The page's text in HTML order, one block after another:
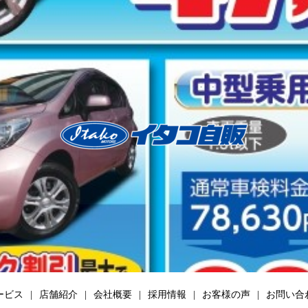
ビス 店舗紹介 会社概要 採用情報 お客様の声 お問い合